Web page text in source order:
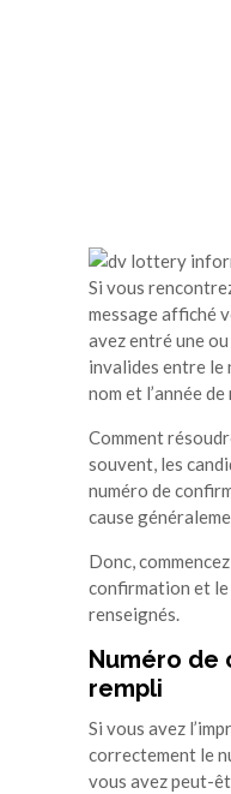
Si vous
message affiché
avez entré une
invalides entre le
nom et l’année
Comment
souvent, les
numéro de
cause
Donc,
confirmation et le
renseignés.
Numéro de
rempli
Si vous avez
correctement le
vous avez peut-